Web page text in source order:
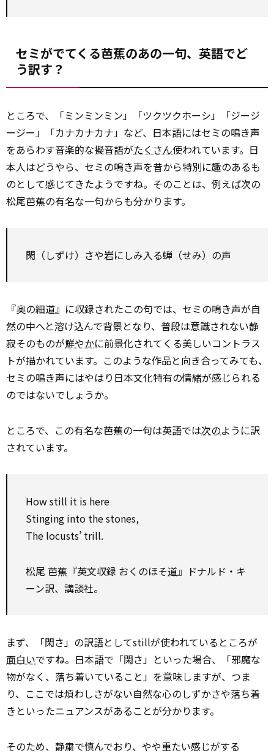
セミがでてくる芭蕉のあの一句、英語でど
う訳す？
ところで、「ミンミンミン」「ツクツクホーシ」「ジージ
ージー」「カナカナカナ」など、日本語にはセミの鳴き声
をあらわす音楽的な擬音語がたくさん使われています。日
本人はどうやら、セミの鳴き声を昔から特別に趣のあるも
のとして感じてきたようですね。そのことは、例えば次の
松尾芭蕉の有名な一句からも分かります。
閑（しずけ）さや岩にしみ入る蝉（せみ）の声
『奥の細道』に収録されたこの句では、セミの鳴き声が自
然の中へと溶け込んで背景となり、普段は意識されない静
寂そのものが鮮やかに前景化されてくる美しいコントラス
トが描かれています。このような作品と向き合ってみても、
セミの鳴き声にはやはり日本文化特有の情緒が感じられる
のではないでしょうか。
ところで、この有名な芭蕉の一句は英語では次のように訳
されています。
How still it is here
Stinging into the stones,
The locusts’ trill.
松尾 芭蕉『英文収録 おくのほそ道』ドナルド・キ
ーン訳、講談社。
まず、「閑さ」の訳語としてstillが使われているところが
面白いですね。日本語で「閑さ」といった場合、「邪魔な
物がなく、落ち着いていること」を意味しますが、つま
り、ここでは煩わしさがない自然な心のしずかさや落ち着
きといったニュアンスがあることが分かります。
そのため、静粛で慎んでおり、やや重たい感じがする